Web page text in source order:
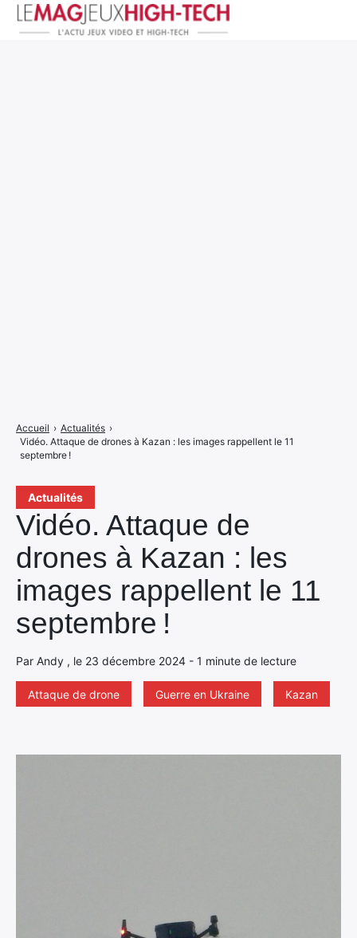
Actualités
Vidéo. Attaque de
drones à Kazan : les
images rappellent le 11
septembre !
Par Andy , le 23 décembre 2024 - 1 minute de lecture
Attaque de drone Guerre en Ukraine Kazan
Accueil › Actualités ›
Vidéo. Attaque de drones à Kazan : les images rappellent le 11
septembre !